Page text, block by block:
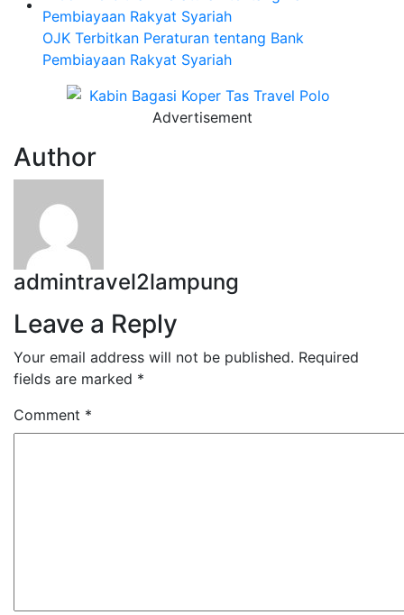
OJK Terbitkan Peraturan tentang Bank
Pembiayaan Rakyat Syariah
Advertisement
Author
admintravel2lampung
Leave a Reply
Your email address will not be published. Required
fields are marked *
Comment *